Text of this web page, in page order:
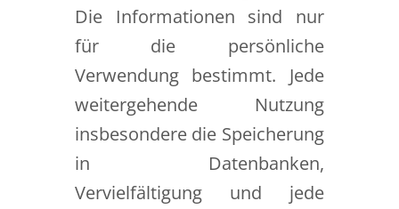
Die Informationen sind nur
für die persönliche
Verwendung bestimmt. Jede
weitergehende Nutzung
insbesondere die Speicherung
in Datenbanken,
Vervielfältigung und jede